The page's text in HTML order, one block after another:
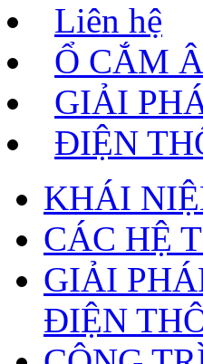
Liên hệ
Ổ CẮM
GIẢI
ĐIỆN
KHÁI
CÁC HỆ
GIẢI
ĐIỆN